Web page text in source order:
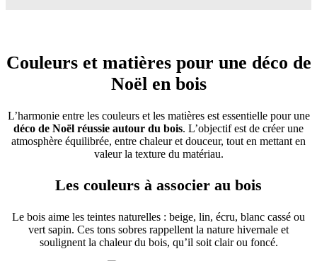
Couleurs et matières pour une déco de
Noël en bois
L’harmonie entre les couleurs et les matières est essentielle pour une
déco de Noël réussie autour du bois. L’objectif est de créer une
atmosphère équilibrée, entre chaleur et douceur, tout en mettant en
valeur la texture du matériau.
Les couleurs à associer au bois
Le bois aime les teintes naturelles : beige, lin, écru, blanc cassé ou
vert sapin. Ces tons sobres rappellent la nature hivernale et
soulignent la chaleur du bois, qu’il soit clair ou foncé.